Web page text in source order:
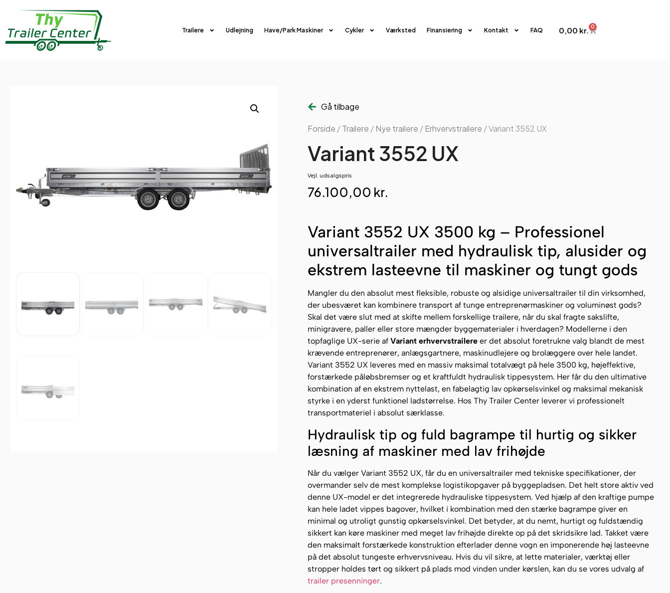
Trailere Udlejning Have/Park Maskiner Cykler Værksted Finansiering Kontakt FAQ 0,00 kr. 0
Gå tilbage
Forside /Trailere /Nye trailere /Erhvervstrailere / Variant 3552 UX
Variant 3552 UX
Vejl. udsalgspris
76.100,00 kr.
Variant 3552 UX 3500 kg – Professionel
universaltrailer med hydraulisk tip, alusider og
ekstrem lasteevne til maskiner og tungt gods
Mangler du den absolut mest fleksible, robuste og alsidige universaltrailer til din virksomhed,
der ubesværet kan kombinere transport af tunge entreprenørmaskiner og voluminøst gods?
Skal det være slut med at skifte mellem forskellige trailere, når du skal fragte sakslifte,
minigravere, paller eller store mængder byggematerialer i hverdagen? Modellerne i den
topfaglige UX-serie af Variant erhvervstrailereer det absolut foretrukne valg blandt de mest
krævende entreprenører, anlægsgartnere, maskinudlejere og brolæggere over hele landet.
Variant 3552 UX leveres med en massiv maksimal totalvægt på hele 3500 kg, højeffektive,
forstærkede påløbsbremser og et kraftfuldt hydraulisk tippesystem. Her får du den ultimative
kombination af en ekstrem nyttelast, en fabelagtig lav opkørselsvinkel og maksimal mekanisk
styrke i en yderst funktionel ladstørrelse. Hos Thy Trailer Center leverer vi professionelt
transportmateriel i absolut særklasse.
Hydraulisk tip og fuld bagrampe til hurtig og sikker
læsning af maskiner med lav frihøjde
Når du vælger Variant 3552 UX, får du en universaltrailer med tekniske specifikationer, der
overmander selv de mest komplekse logistikopgaver på byggepladsen. Det helt store aktiv ved
denne UX-model er det integrerede hydrauliske tippesystem. Ved hjælp af den kraftige pumpe
kan hele ladet vippes bagover, hvilket i kombination med den stærke bagrampe giver en
minimal og utroligt gunstig opkørselsvinkel. Det betyder, at du nemt, hurtigt og fuldstændig
sikkert kan køre maskiner med meget lav frihøjde direkte op på det skridsikre lad. Takket være
den maksimalt forstærkede konstruktion efterlader denne vogn en imponerende høj lasteevne
på det absolut tungeste erhvervsniveau. Hvis du vil sikre, at lette materialer, værktøj eller
stropper holdes tørt og sikkert på plads mod vinden under kørslen, kan du se vores udvalg af
trailer presenninger.